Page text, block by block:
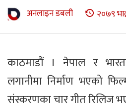
अनलाइन डबली २०७९
काठमाडौं । नेपाल र
लगानीमा निर्माण भएको
संस्करणका चार गीत रिलिज